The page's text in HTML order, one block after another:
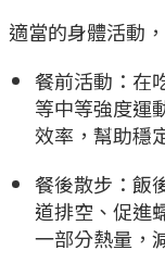
適當的身體活動
餐前活動：在
等中等強度運
效率，幫助穩
餐後散步：飯
道排空、促進
一部分熱量，